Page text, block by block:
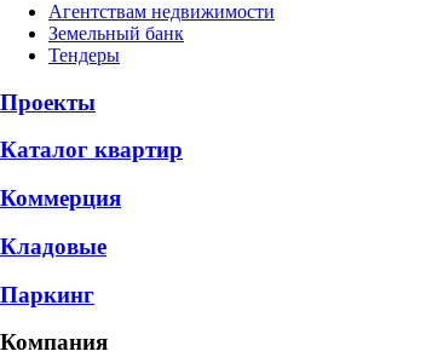
Агентствам недвижимости
Земельный банк
Тендеры
Проекты
Каталог квартир
Коммерция
Кладовые
Паркинг
Компания